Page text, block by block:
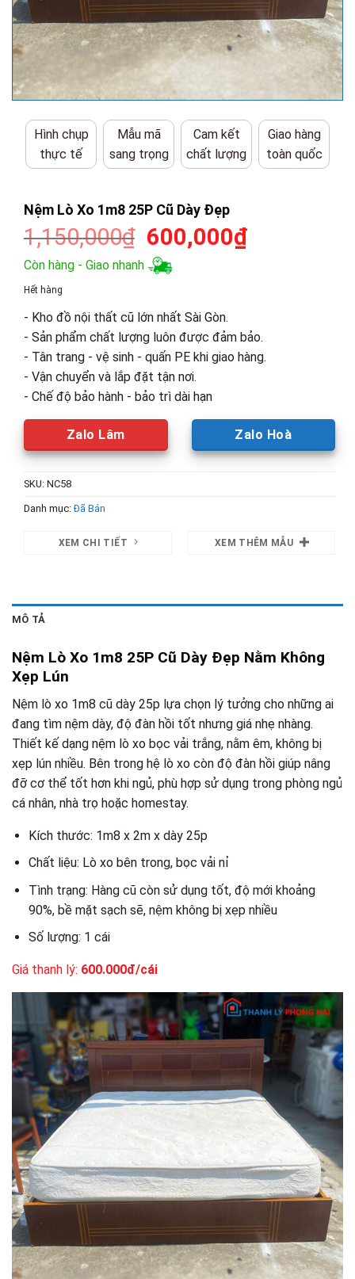
Hình chụp
thực tế
Mẫu mã
sang trọng
Cam kết
chất lượng
Giao hàng
toàn quốc
Nệm Lò Xo 1m8 25P Cũ Dày Đẹp
1,150,000₫ Giá
gốc
là:
600,000₫Giá
600,000₫.
Còn hàng - Giao nhanh
Hết hàng
- Kho đồ nội thất cũ lớn nhất Sài Gòn.
- Sản phẩm chất lượng luôn được đảm bảo.
- Tân trang - vệ sinh - quấn PE khi giao hàng.
- Vận chuyển và lắp đặt tận nơi.
- Chế độ bảo hành - bảo trì dài hạn
Zalo Lâm Zalo Hoà
SKU: NC58
Danh mục:Đã Bán
XEM CHI TIẾT XEM THÊM MẪU
MÔ TẢ
Nệm Lò Xo 1m8 25P Cũ Dày Đẹp Nằm Không
Xẹp Lún
Nệm lò xo 1m8 cũ dày 25p lựa chọn lý tưởng cho những ai
đang tìm nệm dày, độ đàn hồi tốt nhưng giá nhẹ nhàng.
Thiết kế dạng nệm lò xo bọc vải trắng, nằm êm, không bị
xẹp lún nhiều. Bên trong hệ lò xo còn độ đàn hồi giúp nâng
đỡ cơ thể tốt hơn khi ngủ, phù hợp sử dụng trong phòng ngủ
cá nhân, nhà trọ hoặc homestay.
Kích thước: 1m8 x 2m x dày 25p
Chất liệu: Lò xo bên trong, bọc vải nỉ
Tình trạng: Hàng cũ còn sử dụng tốt, độ mới khoảng
90%, bề mặt sạch sẽ, nệm không bị xẹp nhiều
Số lượng: 1 cái
Giá thanh lý: 600.000đ/cái